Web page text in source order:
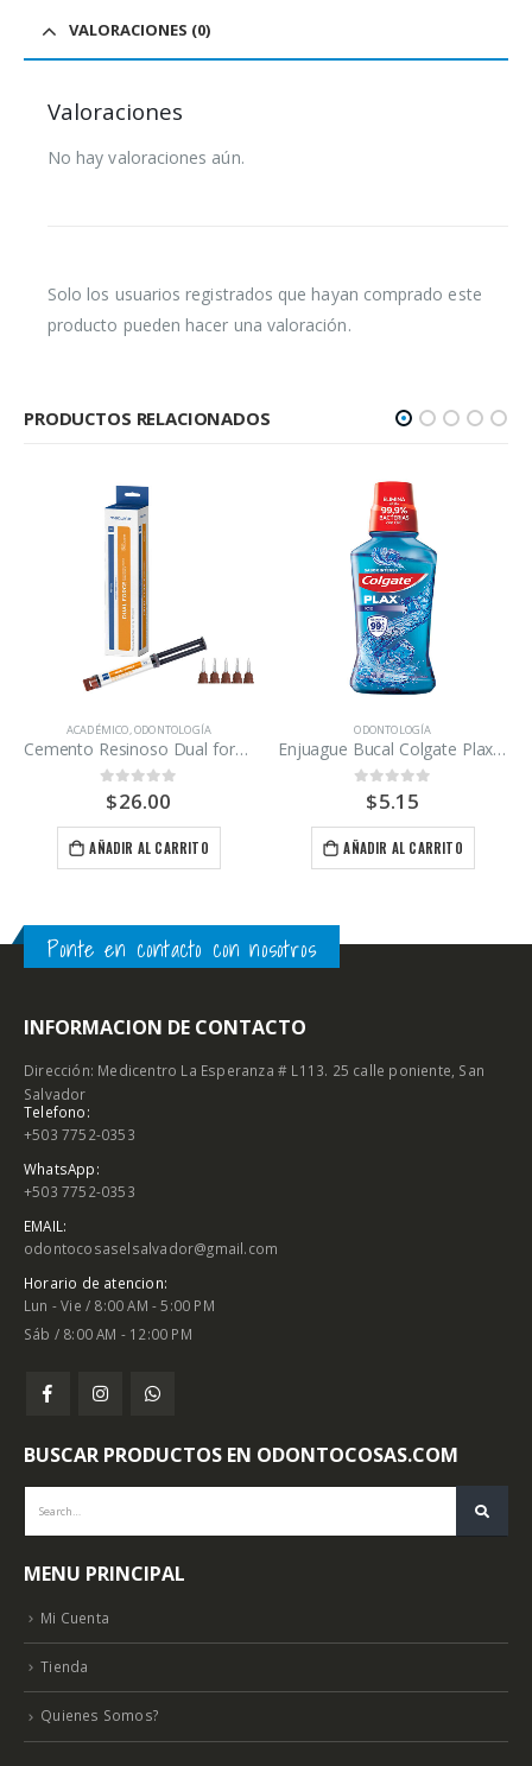
VALORACIONES (0)
Valoraciones
No hay valoraciones aún.
Solo los usuarios registrados que hayan comprado este
producto pueden hacer una valoración.
PRODUCTOS RELACIONADOS
ACADÉMICO,ODONTOLOGÍA
Cemento Resinoso Dual force Maquira 5g
0out of 5
$26.00
AÑADIR AL CARRITO
ODONTOLOGÍA
Enjuague Bucal Colgate Plax Ice 250ml
out of 5
$5.15
AÑADIR AL CARRITO
Ponte en contacto con nosotros
INFORMACION DE CONTACTO
Dirección: Medicentro La Esperanza # L113. 25 calle poniente, San
Salvador
Telefono:
+503 7752-0353
WhatsApp:
+503 7752-0353
EMAIL:
odontocosaselsalvador@gmail.com
Horario de atencion:
Lun - Vie / 8:00 AM - 5:00 PM
Sáb / 8:00 AM - 12:00 PM
BUSCAR PRODUCTOS EN ODONTOCOSAS.COM
MENU PRINCIPAL
Mi Cuenta
Tienda
Quienes Somos?